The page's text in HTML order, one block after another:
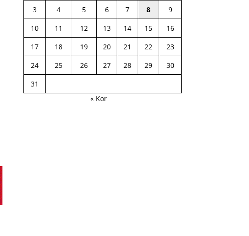
3
4 5 6 7 8
9
10
11 12 13 14 15
16
17
18 19 20 21 22
23
24
25 26 27 28 29
30
31
« Kor